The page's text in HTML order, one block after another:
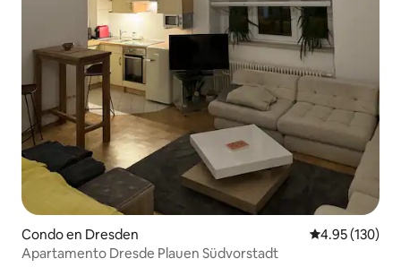
Condo en Dresden Calificación
4.95 (130)
Apartamento Dresde Plauen Südvorstadt